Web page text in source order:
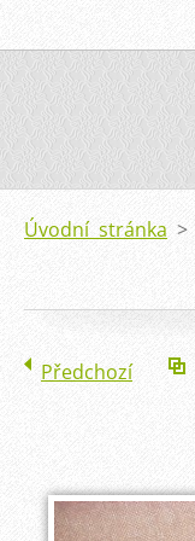
Úvodní stránka >
Předchozí